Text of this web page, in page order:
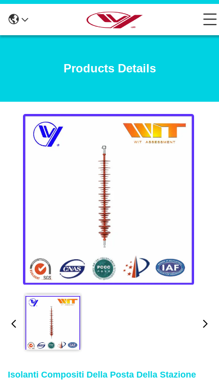
Products Details
Isolanti Compositi Della Posta Della Stazione